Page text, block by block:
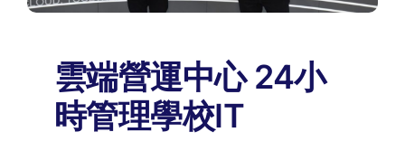
雲端營運中心 24小
時管理學校IT